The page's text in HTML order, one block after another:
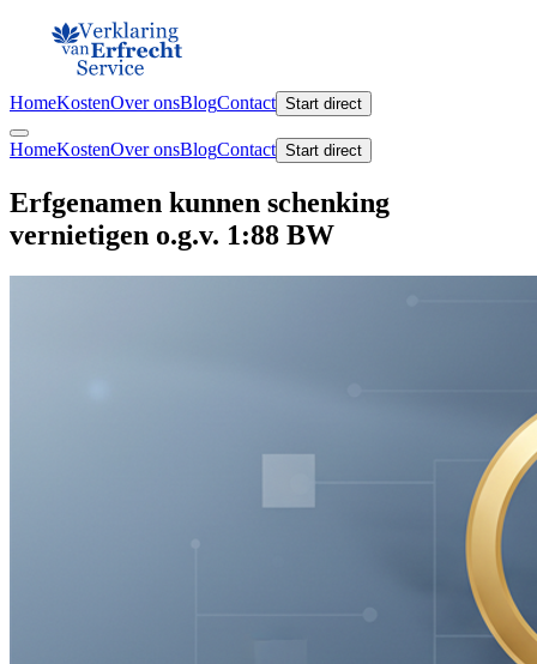
HomeKostenOver onsBlogContact Start direct
HomeKostenOver onsBlogContact Start direct
Erfgenamen kunnen schenking
vernietigen o.g.v. 1:88 BW